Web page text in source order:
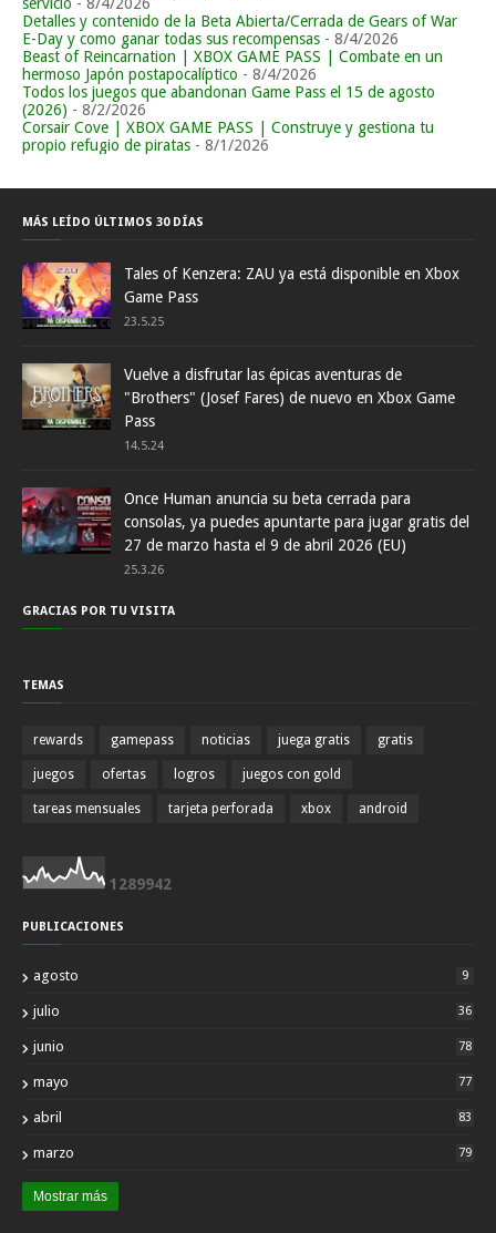
Detalles y contenido de la Beta Abierta/Cerrada de Gears of War
E-Day y como ganar todas sus recompensas - 8/4/2026
Beast of Reincarnation | XBOX GAME PASS | Combate en un
hermoso Japón postapocalíptico - 8/4/2026
Todos los juegos que abandonan Game Pass el 15 de agosto
(2026) - 8/2/2026
Corsair Cove | XBOX GAME PASS | Construye y gestiona tu
propio refugio de piratas - 8/1/2026
MÁS LEÍDO ÚLTIMOS 30 DÍAS
Tales of Kenzera: ZAU ya está disponible en Xbox
Game Pass
23.5.25
Vuelve a disfrutar las épicas aventuras de
"Brothers" (Josef Fares) de nuevo en Xbox Game
Pass
14.5.24
Once Human anuncia su beta cerrada para
consolas, ya puedes apuntarte para jugar gratis del
27 de marzo hasta el 9 de abril 2026 (EU)
25.3.26
GRACIAS POR TU VISITA
TEMAS
rewards gamepass noticias juega gratis gratis
juegos ofertas logros juegos con gold
tareas mensuales tarjeta perforada xbox android
1 289942
PUBLICACIONES
agosto 9
julio 36
junio 78
mayo 77
abril 83
marzo 79
Mostrar más